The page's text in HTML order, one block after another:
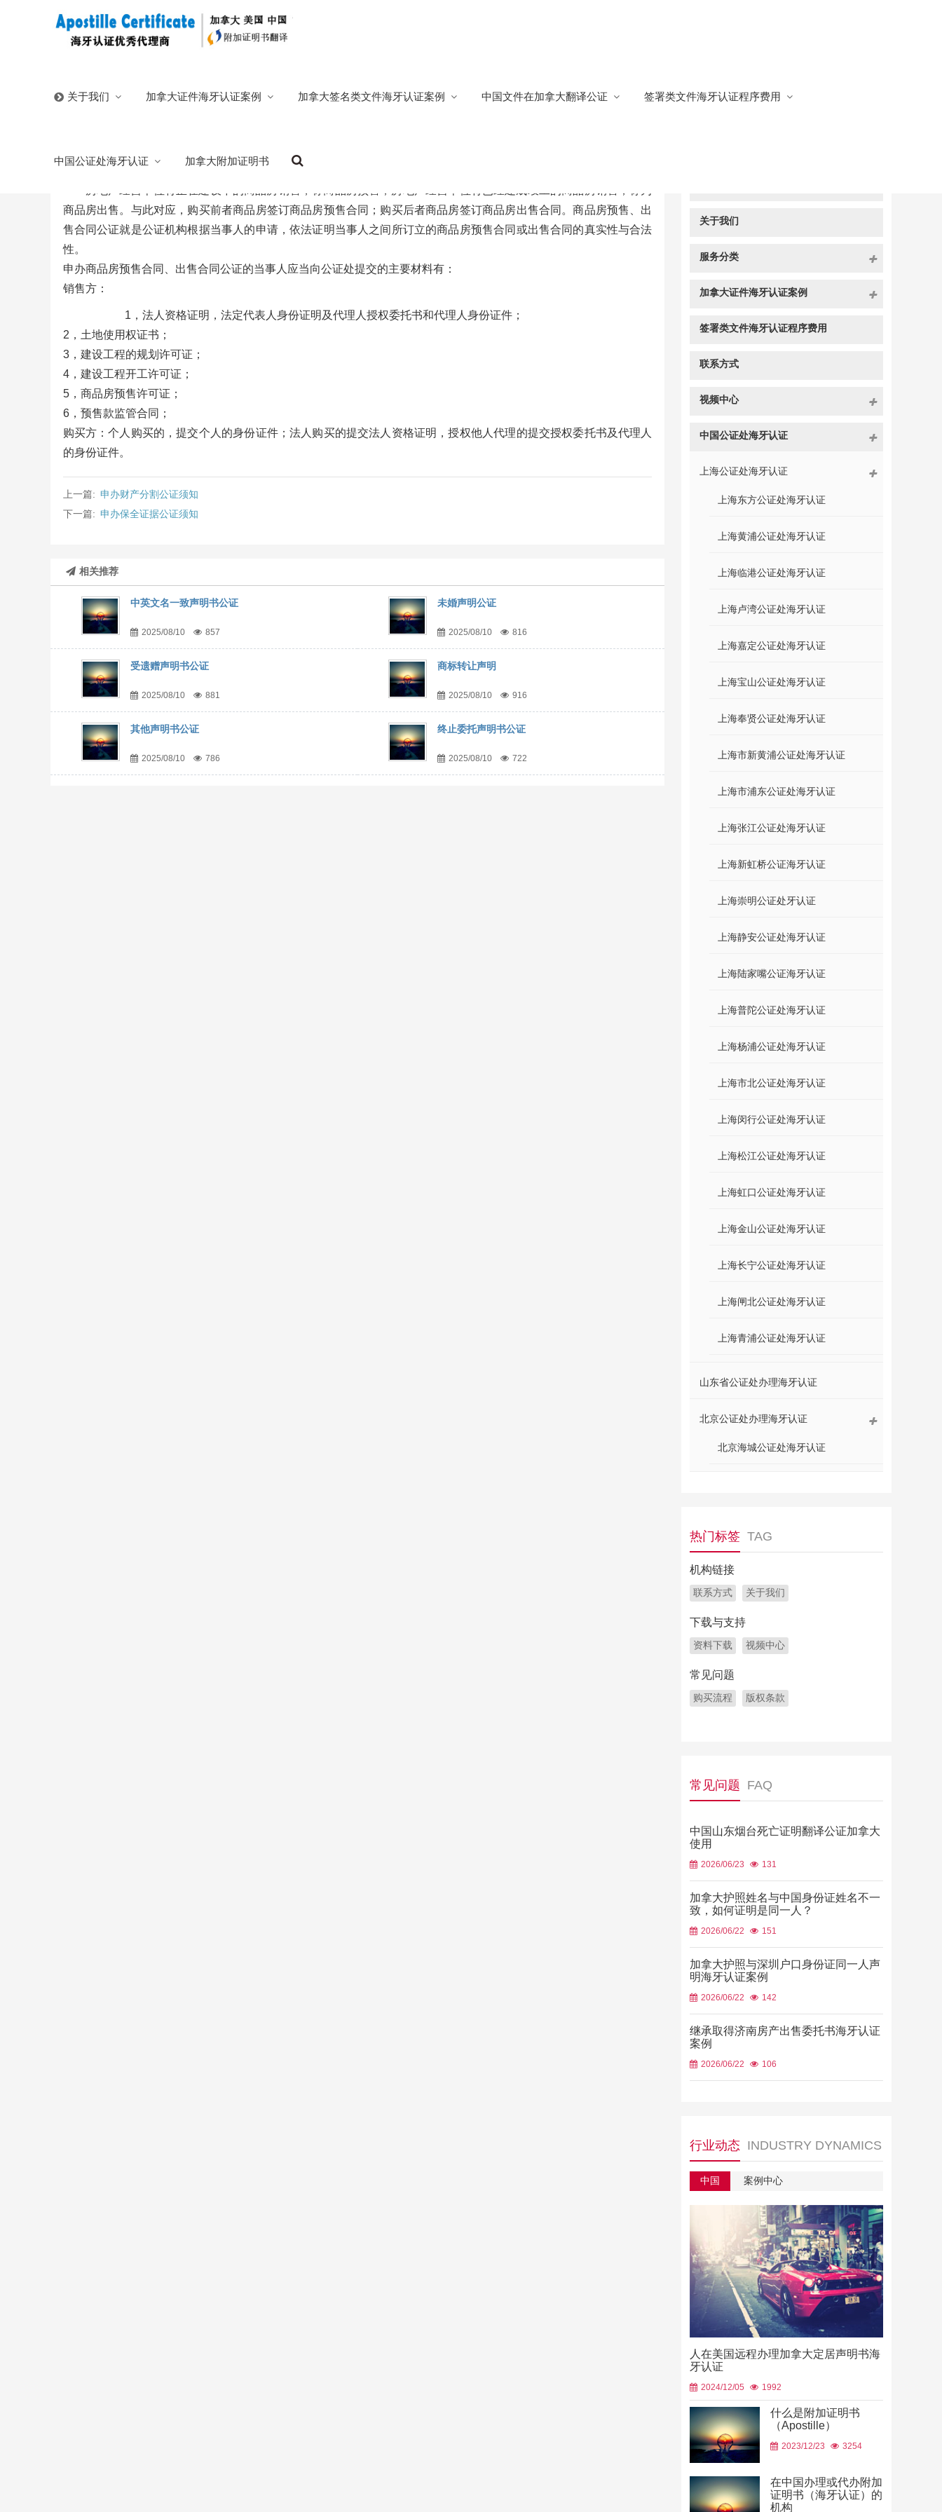
关于我们 加拿大证件海牙认证案例 加拿大签名类文件海牙认证案例 中国文件在加拿大翻译公证 签署类文件海牙认证程序费用
中国公证处海牙认证 加拿大附加证明书
2025/06/14 分类: 中国公证处海牙认证 北京海城公证处海牙认证
商品房出售。与此对应，购买前者商品房签订商品房预售合同；购买后者商品房签订商品房出售合同。商品房预售、出
售合同公证就是公证机构根据当事人的申请，依法证明当事人之间所订立的商品房预售合同或出售合同的真实性与合法
性。
申办商品房预售合同、出售合同公证的当事人应当向公证处提交的主要材料有：
销售方：
1，法人资格证明，法定代表人身份证明及代理人授权委托书和代理人身份证件；
2，土地使用权证书；
3，建设工程的规划许可证；
4，建设工程开工许可证；
5，商品房预售许可证；
6，预售款监管合同；
购买方：个人购买的，提交个人的身份证件；法人购买的提交法人资格证明，授权他人代理的提交授权委托书及代理人
的身份证件。
上一篇: 申办财产分割公证须知
下一篇: 申办保全证据公证须知
相关推荐
中英文名一致声明书公证
2025/08/10 857
未婚声明公证
2025/08/10 816
受遗赠声明书公证
2025/08/10 881
商标转让声明
2025/08/10 916
其他声明书公证
2025/08/10 786
终止委托声明书公证
2025/08/10 722
关于我们
服务分类
加拿大证件海牙认证案例
签署类文件海牙认证程序费用
联系方式
视频中心
中国公证处海牙认证
上海公证处海牙认证
上海东方公证处海牙认证
上海黄浦公证处海牙认证
上海临港公证处海牙认证
上海卢湾公证处海牙认证
上海嘉定公证处海牙认证
上海宝山公证处海牙认证
上海奉贤公证处海牙认证
上海市新黄浦公证处海牙认证
上海市浦东公证处海牙认证
上海张江公证处海牙认证
上海新虹桥公证海牙认证
上海崇明公证处牙认证
上海静安公证处海牙认证
上海陆家嘴公证海牙认证
上海普陀公证处海牙认证
上海杨浦公证处海牙认证
上海市北公证处海牙认证
上海闵行公证处海牙认证
上海松江公证处海牙认证
上海虹口公证处海牙认证
上海金山公证处海牙认证
上海长宁公证处海牙认证
上海闸北公证处海牙认证
上海青浦公证处海牙认证
山东省公证处办理海牙认证
北京公证处办理海牙认证
北京海城公证处海牙认证
热门标签 TAG
机构链接
联系方式 关于我们
下载与支持
资料下载 视频中心
常见问题
购买流程 版权条款
常见问题 FAQ
中国山东烟台死亡证明翻译公证加拿大
使用
2026/06/23 131
加拿大护照姓名与中国身份证姓名不一
致，如何证明是同一人？
2026/06/22 151
加拿大护照与深圳户口身份证同一人声
明海牙认证案例
2026/06/22 142
继承取得济南房产出售委托书海牙认证
案例
2026/06/22 106
行业动态 INDUSTRY DYNAMICS
中国 案例中心
人在美国远程办理加拿大定居声明书海
牙认证
2024/12/05 1992
什么是附加证明书
（Apostille）
2023/12/23 3254
在中国办理或代办附加
证明书（海牙认证）的
机构